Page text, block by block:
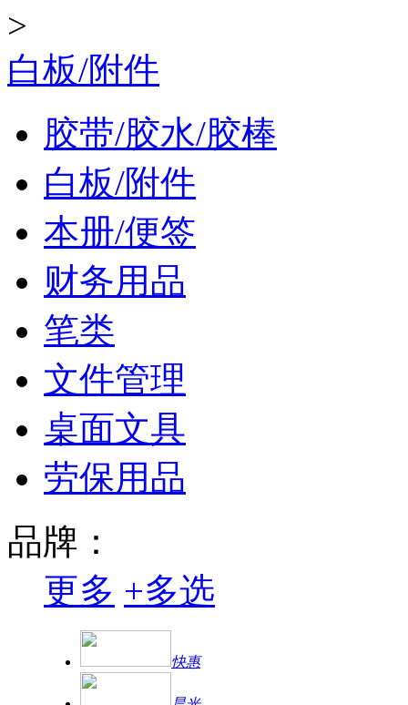
>
白板/附件
胶带/胶水/胶棒
白板/附件
本册/便签
财务用品
笔类
文件管理
桌面文具
劳保用品
品牌：
更多 +多选
快惠